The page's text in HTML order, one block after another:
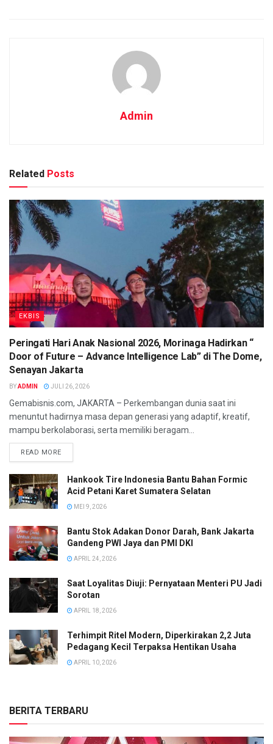
Admin
Related Posts
EKBIS
Peringati Hari Anak Nasional 2026, Morinaga Hadirkan “
Door of Future – Advance Intelligence Lab” di The Dome,
Senayan Jakarta
BYADMIN JULI 26, 2026
Gemabisnis.com, JAKARTA – Perkembangan dunia saat ini
menuntut hadirnya masa depan generasi yang adaptif, kreatif,
mampu berkolaborasi, serta memiliki beragam...
READ MORE
Hankook Tire Indonesia Bantu Bahan Formic
Acid Petani Karet Sumatera Selatan
MEI 9, 2026
Bantu Stok Adakan Donor Darah, Bank Jakarta
Gandeng PWI Jaya dan PMI DKI
APRIL 24, 2026
Saat Loyalitas Diuji: Pernyataan Menteri PU Jadi
Sorotan
APRIL 18, 2026
Terhimpit Ritel Modern, Diperkirakan 2,2 Juta
Pedagang Kecil Terpaksa Hentikan Usaha
APRIL 10, 2026
BERITA TERBARU